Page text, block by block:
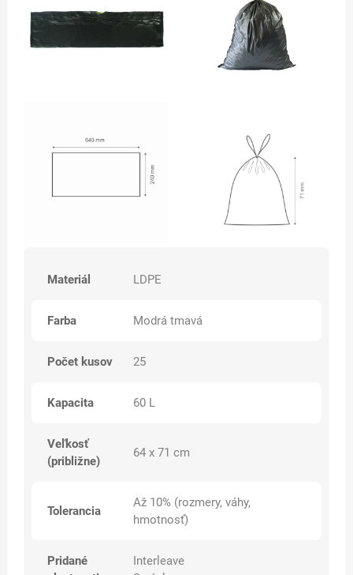
Materiál LDPE
Farba Modrá tmavá
Počet kusov 25
Kapacita 60 L
Veľkosť
(približne)
64 x 71 cm
Tolerancia
Až 10% (rozmery, váhy,
hmotnosť)
Pridané
Interleave